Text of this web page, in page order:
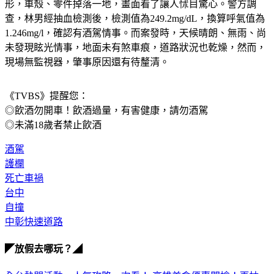
形，車殼、零件掉落一地，畫面看了讓人怵目驚心。警方調
查，林男經抽血檢測後，檢測值為249.2mg/dL，換算呼氣值為
1.246mg/l，確認有酒駕情事。而案發時，天候晴朗、無雨、尚
未發現眩光情事，地面未有煞車痕，道路狀況也乾燥，然而，
現場無監視器，肇事原因還有待釐清。
《TVBS》提醒您：
◎飲酒勿開車！飲酒過量，有害健康，請勿酒駕
◎未滿18歲者禁止飲酒
酒駕
護欄
死亡車禍
台中
自撞
中彰快速道路
◤放假去哪玩？◢